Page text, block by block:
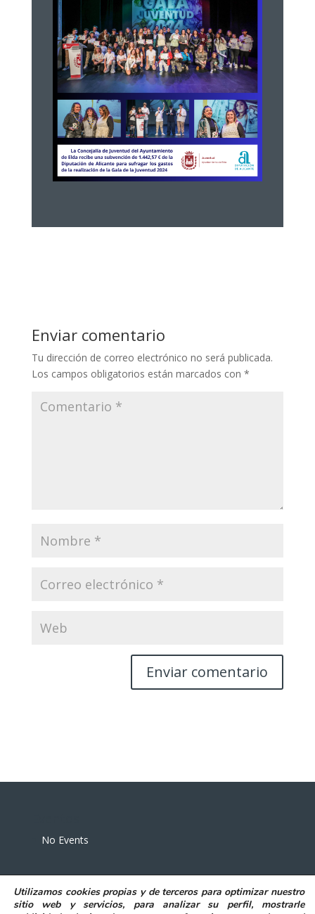
Enviar comentario
Tu dirección de correo electrónico no será publicada.
Los campos obligatorios están marcados con *
No Events
Utilizamos cookies propias y de terceros para optimizar nuestro
sitio web y servicios, para analizar su perfil, mostrarle